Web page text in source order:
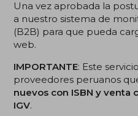
Una vez aprobada la
a nuestro sistema de
(B2B) para que pueda
web.
IMPORTANTE: Este
proveedores peruanos
nuevos con ISBN y venta
IGV.